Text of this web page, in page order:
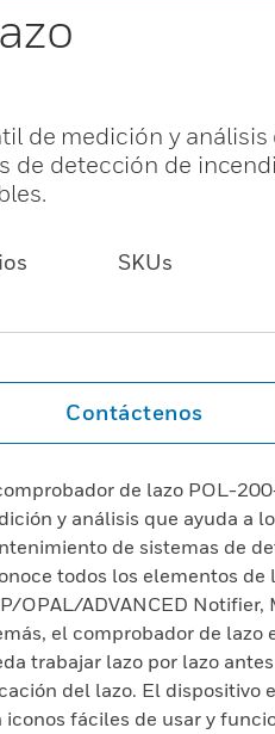
de medición y análisis
de detección de
SKUs
Contáctenos
de lazo POL-
y análisis que ayuda a
de sistemas de
todos los elementos
OPAL/ADVANCED Notifier,
el comprobador de
trabajar lazo por lazo
del lazo. El dispositivo
iconos fáciles de usar y